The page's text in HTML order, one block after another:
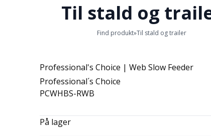
Til stald og
Find produkt»Til stald og trailer
Professional's Choice | Web Slow Feeder
Professional´s Choice
PCWHBS-RWB
På lager